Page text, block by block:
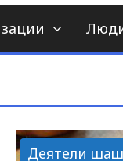
Деятели